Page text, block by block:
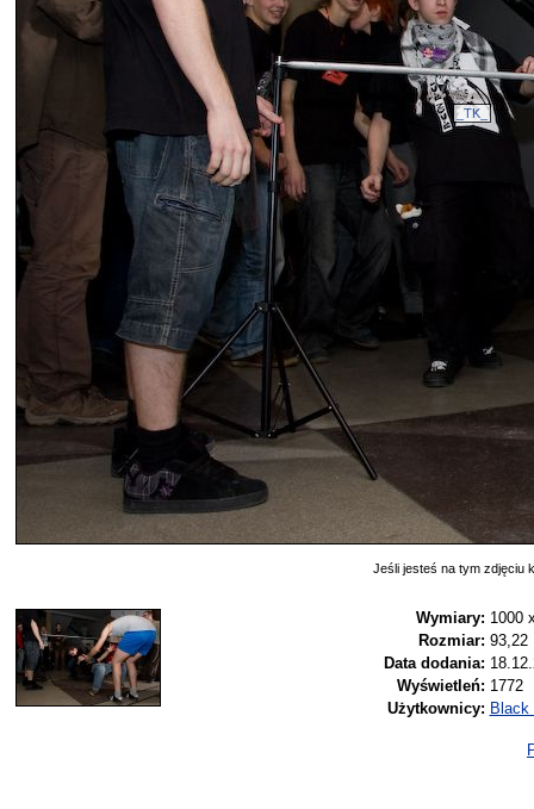
_TK_
Jeśli jesteś na tym zdjęciu
Wymiary: 1000
Rozmiar: 93,22
Data dodania:
Wyświetleń: 1772
Użytkownicy: Black